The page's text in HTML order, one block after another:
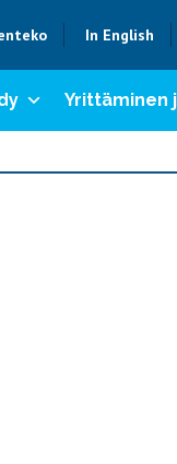
In English
Yrittäminen